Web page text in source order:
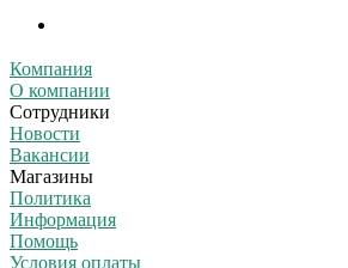
Компания
О компании
Сотрудники
Новости
Вакансии
Магазины
Политика
Информация
Помощь
Условия оплаты